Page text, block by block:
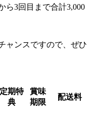
ら3回目まで合計3,000
ャンスですので、ぜひ
定期特
典
賞味
期限
配送料